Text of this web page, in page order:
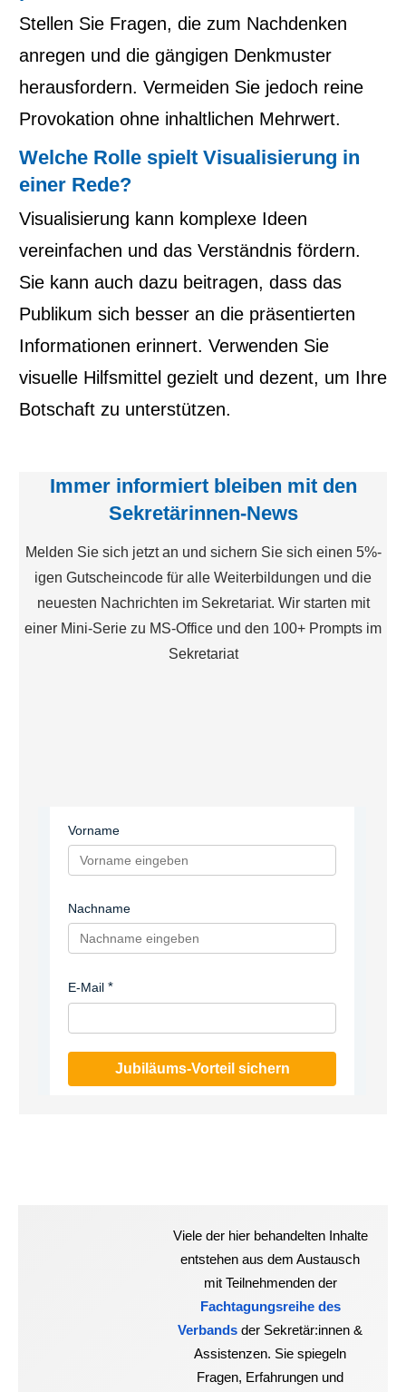
Stellen Sie Fragen, die zum Nachdenken
anregen und die gängigen Denkmuster
herausfordern. Vermeiden Sie jedoch reine
Provokation ohne inhaltlichen Mehrwert.
Welche Rolle spielt Visualisierung in
einer Rede?
Visualisierung kann komplexe Ideen
vereinfachen und das Verständnis fördern.
Sie kann auch dazu beitragen, dass das
Publikum sich besser an die präsentierten
Informationen erinnert. Verwenden Sie
visuelle Hilfsmittel gezielt und dezent, um Ihre
Botschaft zu unterstützen.
Immer informiert bleiben mit den
Sekretärinnen-News
Melden Sie sich jetzt an und sichern Sie sich einen 5%-
igen Gutscheincode für alle Weiterbildungen und die
neuesten Nachrichten im Sekretariat. Wir starten mit
einer Mini-Serie zu MS-Office und den 100+ Prompts im
Sekretariat
Vorname
Nachname
E-Mail
Jubiläums-Vorteil sichern
Viele der hier behandelten Inhalte
entstehen aus dem Austausch
mit Teilnehmenden der
Fachtagungsreihe des
Verbands der Sekretär:innen &
Assistenzen. Sie spiegeln
Fragen, Erfahrungen und